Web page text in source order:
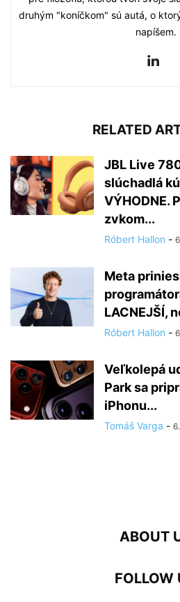
druhým "koníčkom" sú autá, o
napíšem.
RELATED
JBL Live
slúchadlá
VÝHODNE.
zvkom...
Róbert Hallon -
Meta
LACNEJŠÍ,
Róbert Hallon -
Veľkolepá
Park sa
iPhonu...
Tomáš Varga -
ABOUT
FOLLOW